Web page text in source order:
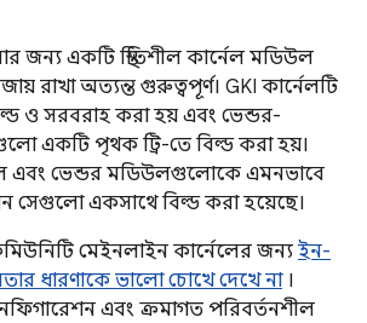
একটি স্থিতিশীল কার্নেল মডিউল
রাখা অত্যন্ত গুরুত্বপূর্ণ। GKI কার্নেলটি
ও সরবরাহ করা হয় এবং ভেন্ডর-
একটি পৃথক ট্রি-তে বিল্ড করা হয়।
এবং ভেন্ডর মডিউলগুলোকে এমনভাবে
সেগুলো একসাথে বিল্ড করা হয়েছে।
মেইনলাইন কার্নেলের জন্য ইন-
ধারণাকে ভালো চোখে দেখে না।
এবং ক্রমাগত পরিবর্তনশীল